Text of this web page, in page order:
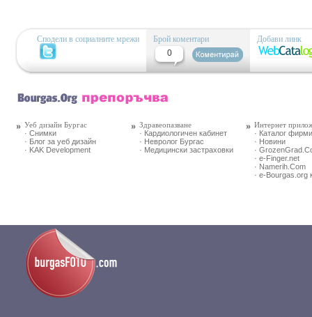
Сподели в социалните мрежи
Брой коментари
0
Добави линк
Уеб дизайн Бургас
· Снимки
· Блог за уеб дизайн
· KAK Development
Здравеопазване
· Кардиологичен кабинет
· Невролог Бургас
· Медицински застраховки
Интернет
· Каталог фирми
· Новини
·
· e-Finger.net
· Namerih.Com
· e-Bourgas.org